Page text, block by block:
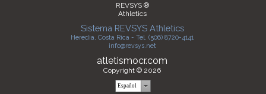
REVSYS ®
Athletics
Sistema REVSYS Athletics
Heredia, Costa Rica - Tel. (506) 8720-4141
info@revsys.net
atletismocr.com
Copyright © 2026